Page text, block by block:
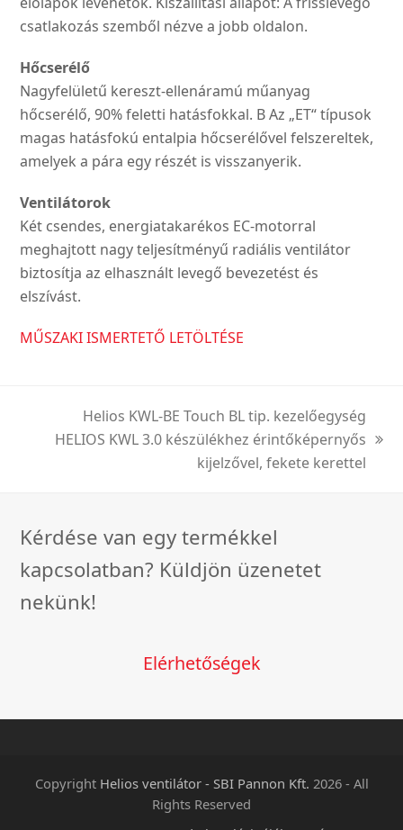
csatlakozás szemből nézve a jobb oldalon.
Hőcserélő
Nagyfelületű kereszt-ellenáramú műanyag
hőcserélő, 90% feletti hatásfokkal. B Az „ET“ típusok
magas hatásfokú entalpia hőcserélővel felszereltek,
amelyek a pára egy részét is visszanyerik.
Ventilátorok
Két csendes, energiatakarékos EC-motorral
meghajtott nagy teljesítményű radiális ventilátor
biztosítja az elhasznált levegő bevezetést és
elszívást.
MŰSZAKI ISMERTETŐ LETÖLTÉSE
next
Helios KWL-BE Touch BL tip. kezelőegység
HELIOS KWL 3.0 készülékhez érintőképernyős
kijelzővel, fekete kerettel
Kérdése van egy termékkel
kapcsolatban? Küldjön üzenetet
nekünk!
Elérhetőségek
Copyright Helios ventilátor - SBI Pannon Kft. 2026 - All
Rights Reserved